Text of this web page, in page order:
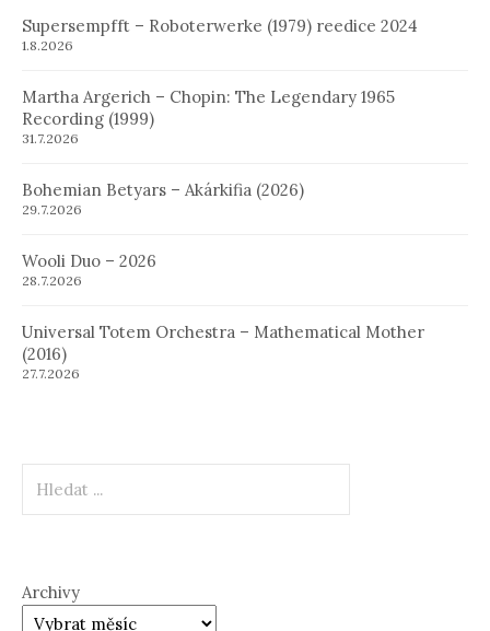
Supersempfft – Roboterwerke (1979) reedice 2024
1.8.2026
Martha Argerich – Chopin: The Legendary 1965
Recording (1999)
31.7.2026
Bohemian Betyars – Akárkifia (2026)
29.7.2026
Wooli Duo – 2026
28.7.2026
Universal Totem Orchestra – Mathematical Mother
(2016)
27.7.2026
Archivy